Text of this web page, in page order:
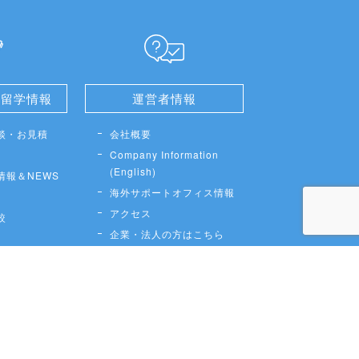
学情報
・お見積
報＆NEWS
運営者情報
会社概要
Company Information
(English)
海外サポートオフィス情報
アクセス
企業・法人の方はこちら